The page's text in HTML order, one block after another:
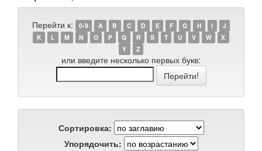
Перейти к: 0-9 A B C D E F G H I
J
K
L M N O P Q R S T U V W
X
Y
Z
или введите несколько первых букв:
Сортировка:
Упорядочить: